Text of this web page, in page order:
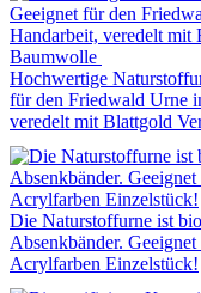
Hochwertige
für den Friedwald Urne
veredelt mit Blattgold
Die Naturstoffurne ist
Absenkbänder.
Acrylfarben Einzelstück!